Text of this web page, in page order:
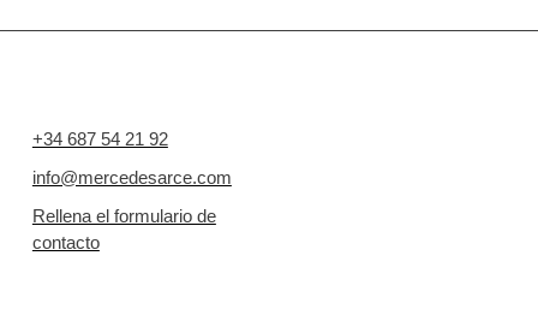
+34 687 54 21 92
info@mercedesarce.com
Rellena el formulario de
contacto